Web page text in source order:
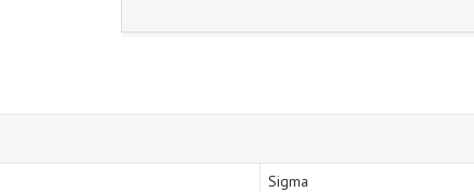
Sigma